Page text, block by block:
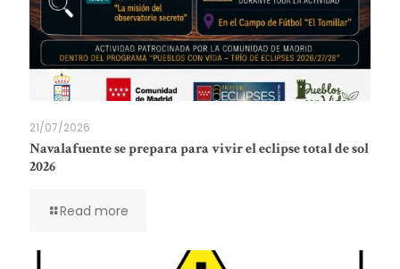
21/07/2026
Navalafuente se prepara para vivir el eclipse total de sol
2026
Read more